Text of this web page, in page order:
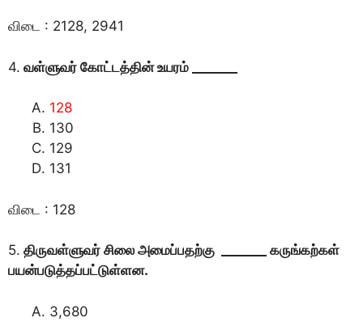
விடை : 2128, 2941
4. வள்ளுவர் கோட்டத்தின் உயரம் _______
128
130
129
131
விடை : 128
5. திருவள்ளுவர் சிலை அமைப்பதற்கு _______ கருங்கற்கள்
பயன்படுத்தப்பட்டுள்ளன.
3,680